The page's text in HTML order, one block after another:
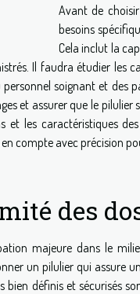
Avant de
besoins
Cela inclut la
Il faudra étudier les
soignant et des
et assurer que le
et les caractéristiques
compte avec précision
des
majeure dans le
un pilulier qui assure
définis et sécurisés